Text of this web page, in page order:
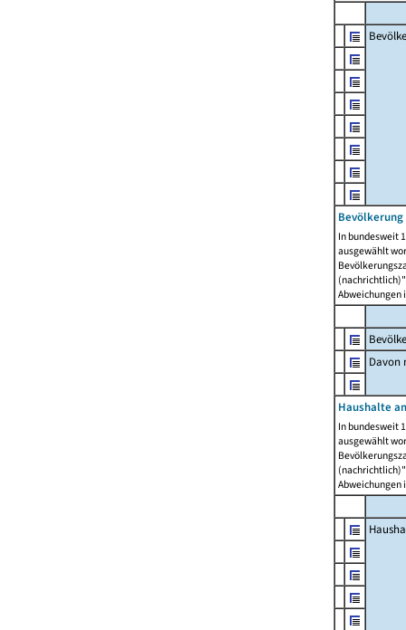
In bundesweit
ausgewählt
Abweichungen
Davon
Haushalte
In bundesweit
ausgewählt
Abweichungen